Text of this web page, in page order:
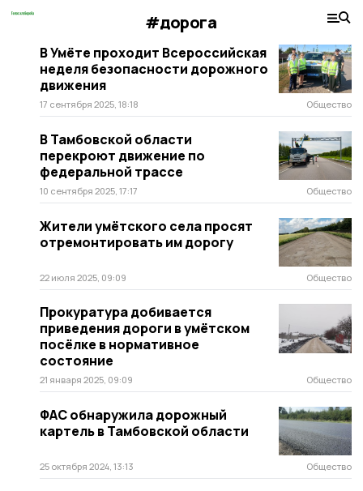
#дорога
В Умёте проходит Всероссийская
неделя безопасности дорожного
движения
17 сентября 2025, 18:18 Общество
В Тамбовской области
перекроют движение по
федеральной трассе
10 сентября 2025, 17:17 Общество
Жители умётского села просят
отремонтировать им дорогу
22 июля 2025, 09:09 Общество
Прокуратура добивается
приведения дороги в умётском
посёлке в нормативное
состояние
21 января 2025, 09:09 Общество
ФАС обнаружила дорожный
картель в Тамбовской области
25 октября 2024, 13:13 Общество